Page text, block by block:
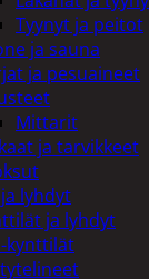
Tyynyt ja peitot
ja sauna
ja pesuaineet
Mittarit
ja tarvikkeet
ja lyhdyt
ja lyhdyt
kynttilät